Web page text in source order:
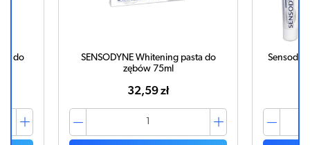
do
SENSODYNE Whitening pasta do
zębów 75ml
32,59 zł